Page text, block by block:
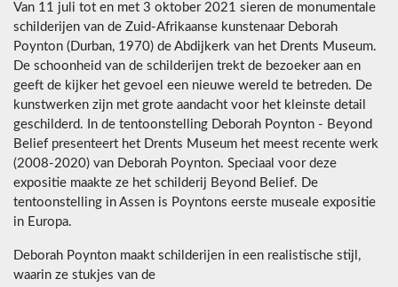
Van 11 juli tot en met 3 oktober 2021 sieren de monumentale
schilderijen van de Zuid-Afrikaanse kunstenaar Deborah
Poynton (Durban, 1970) de Abdijkerk van het Drents Museum.
De schoonheid van de schilderijen trekt de bezoeker aan en
geeft de kijker het gevoel een nieuwe wereld te betreden. De
kunstwerken zijn met grote aandacht voor het kleinste detail
geschilderd. In de tentoonstelling Deborah Poynton - Beyond
Belief presenteert het Drents Museum het meest recente werk
(2008-2020) van Deborah Poynton. Speciaal voor deze
expositie maakte ze het schilderij Beyond Belief. De
tentoonstelling in Assen is Poyntons eerste museale expositie
in Europa.
Deborah Poynton maakt schilderijen in een realistische stijl,
waarin ze stukjes van de